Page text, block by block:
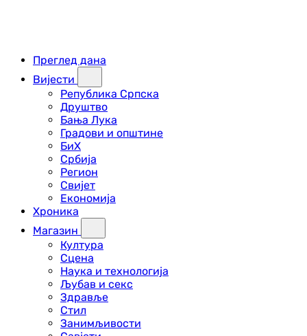
Преглед дана
Вијести
Република Српска
Друштво
Бања Лука
Градови и општине
БиХ
Србија
Регион
Свијет
Економија
Хроника
Магазин
Култура
Сцена
Наука и технологија
Љубав и секс
Здравље
Стил
Занимљивости